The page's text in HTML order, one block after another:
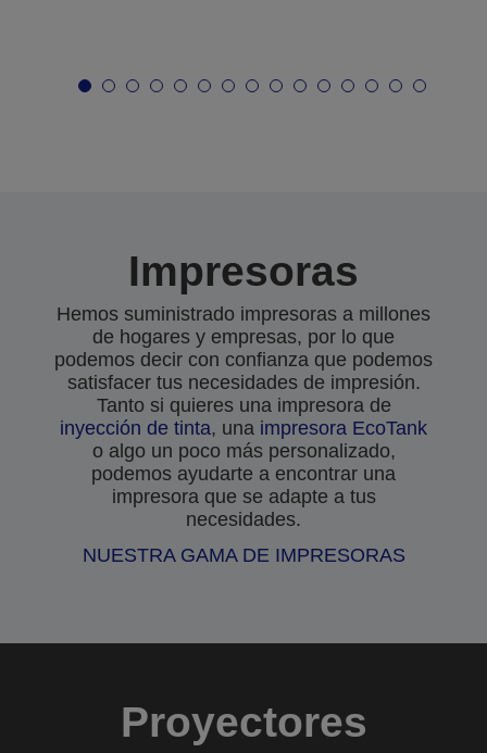
Impresoras
Hemos suministrado impresoras a millones
de hogares y empresas, por lo que
podemos decir con confianza que podemos
satisfacer tus necesidades de impresión.
Tanto si quieres una impresora de
inyección de tinta, una impresora EcoTank
o algo un poco más personalizado,
podemos ayudarte a encontrar una
impresora que se adapte a tus
necesidades.
NUESTRA GAMA DE IMPRESORAS
Proyectores